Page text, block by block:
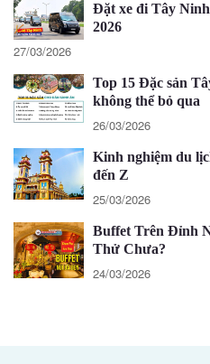
Đặt xe đi Tây
2026
27/03/2026
Top 15 Đặc sản
không thể bỏ qua
26/03/2026
Kinh nghiệm du
đến Z
25/03/2026
Buffet Trên Đỉnh
Thử Chưa?
24/03/2026